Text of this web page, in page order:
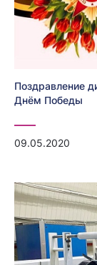
Поздравление
Днём Победы
09.05.2020